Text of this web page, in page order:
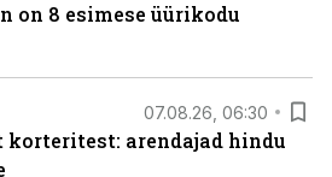
on 8 esimese üürikodu
07.08.26, 06:30
korteritest: arendajad hindu